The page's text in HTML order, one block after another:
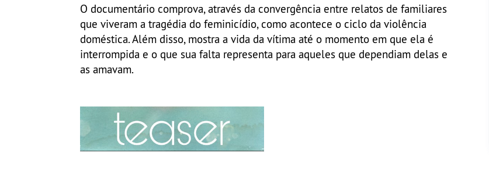
O documentário comprova, através da convergência entre relatos de familiares
que viveram a tragédia do feminicídio, como acontece o ciclo da violência
doméstica. Além disso, mostra a vida da vítima até o momento em que ela é
interrompida e o que sua falta representa para aqueles que dependiam delas e
as amavam.